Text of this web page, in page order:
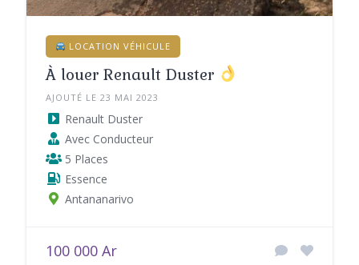
LOCATION VÉHICULE
À louer Renault Duster
AJOUTÉ LE 23 MAI 2023
Renault Duster
Avec Conducteur
5 Places
Essence
Antananarivo
100 000 Ar